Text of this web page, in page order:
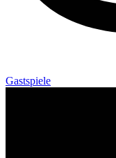
Gastspiele